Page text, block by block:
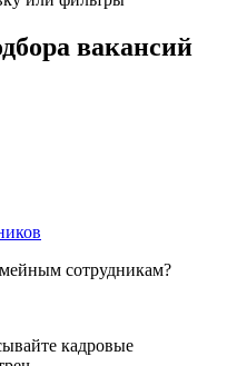
вакансий
сотрудникам?
кадровые